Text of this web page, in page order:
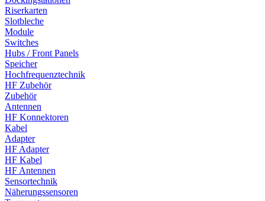
Riserkarten
Slotbleche
Module
Switches
Hubs / Front Panels
Speicher
Hochfrequenztechnik
HF Zubehör
Zubehör
Antennen
HF Konnektoren
Kabel
Adapter
HF Adapter
HF Kabel
HF Antennen
Sensortechnik
Näherungssensoren